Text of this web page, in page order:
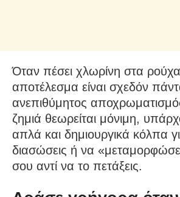
Όταν πέσει χλωρίνη στα
αποτέλεσμα είναι σχεδόν
ανεπιθύμητος
ζημιά θεωρείται μόνιμη,
απλά και δημιουργικά κόλπα
διασώσεις ή να
σου αντί να το πετάξεις.